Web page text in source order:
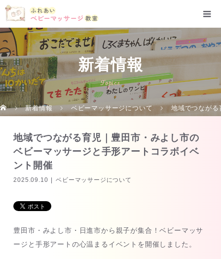
新着情報
Topics
新着情報 ベビーマッサージについて 地域でつなが
地域でつながる育児｜豊田市・みよし市の
ベビーマッサージと手形アートコラボイベ
ント開催
2025.09.10 ベビーマッサージについて
豊田市・みよし市・日進市から親子が集合！ベビーマッサ
ージと手形アートの心温まるイベントを開催しました。